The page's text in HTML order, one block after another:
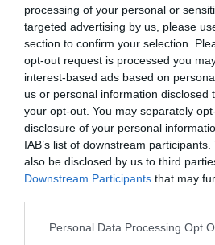
processing of your personal or
targeted advertising by us, please
section to confirm your selection.
opt-out request is processed you
interest-based ads based on
us or personal information disclosed
your opt-out. You may separately
disclosure of your personal
IAB’s list of downstream
also be disclosed by us to third
Downstream Participants that may
Personal Data Processing Opt
Φωτιά στη
13/08/2022 14:46
Πυρκαγιά ξέσπασε λίγο μετά
του Σαββάτου στη
κάτω από την Ε.Ο....